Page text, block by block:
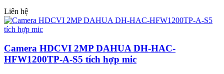
Liên hệ
Camera HDCVI 2MP DAHUA DH-HAC-
HFW1200TP-A-S5 tích hợp mic